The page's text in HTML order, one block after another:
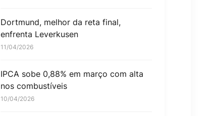
Dortmund, melhor da reta final,
enfrenta Leverkusen
11/04/2026
IPCA sobe 0,88% em março com alta
nos combustíveis
10/04/2026